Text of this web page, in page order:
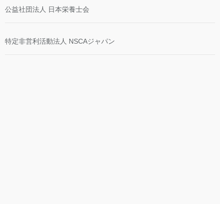
公益社団法人 日本栄養士会
特定非営利活動法人 NSCAジャパン